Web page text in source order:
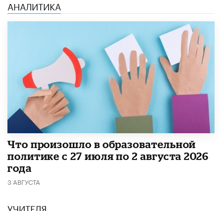
АНАЛИТИКА
​Что произошло в образовательной
политике с 27 июля по 2 августа 2026
года
3 АВГУСТА
УЧИТЕЛЯ